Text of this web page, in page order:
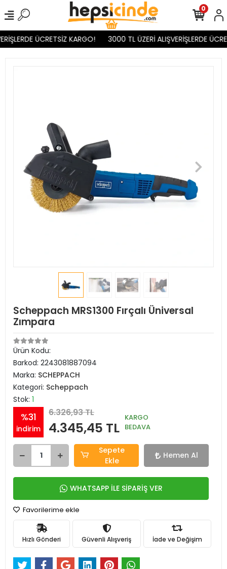
ÜCRETSİZ KARGO! 3000 TL ÜZERİ ALIŞVERİŞLERDE
0
Scheppach MRS1300 Fırçalı Üniversal
Zımpara
Ürün Kodu:
Barkod: 2243081887094
Marka: SCHEPPACH
Kategori: Scheppach
Stok: 1
%31
indirim
6.326,93 TL
4.345,45 TL
KARGO
BEDAVA
Sepete
Ekle
Hemen Al
WHATSAPP İLE SİPARİŞ VER
Favorilerime ekle
Hızlı Gönderi Güvenli Alışveriş İade ve Değişim